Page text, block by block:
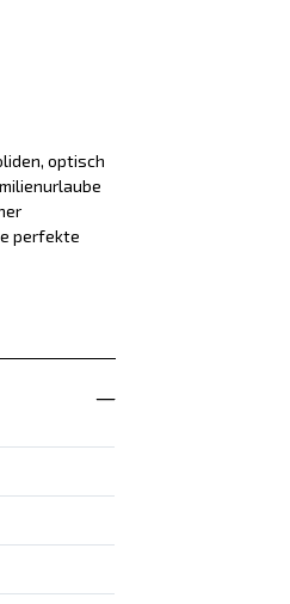
optisch
perfekte